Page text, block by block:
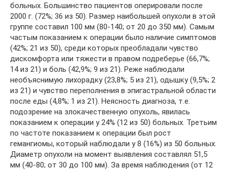
больных. Большинство пациентов оперировали после
2000 г. (72%; 36 из 50). Размер наибольшей опухоли в этой
группе составил 100 мм (80-140; от 20 до 350 мм). Самым
частым показанием к операции было наличие симптомов
(42%; 21 из 50), среди которых преобладали чувство
дискомфорта или тяжести в правом подреберье (66,7%;
14 из 21) и боль (42,9%; 9 из 21). Реже наблюдали
необъяснимую лихорадку (23,8%; 5 из 21), одышку (9,5%; 2
из 21) и чувство переполнения в эпигастральной области
после еды (4,8%; 1 из 21). Неясность диагноза, т.е.
подозрение на злокачественную опухоль, явилась
показанием к операции у 24% (12 из 50) больных. Третьим
по частоте показанием к операции был рост
гемангиомы, который наблюдали у 8 (16%) из 50 больных.
Диаметр опухоли на момент выявления составлял 51,5
мм (40-80; от 30 до 100 мм). За время наблюдения (от 12